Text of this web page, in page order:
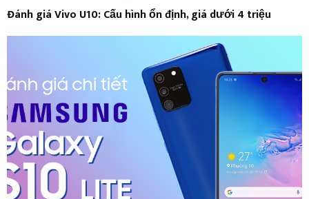
Đánh giá Vivo U10: Cấu hình ổn định, giá dưới 4 triệu